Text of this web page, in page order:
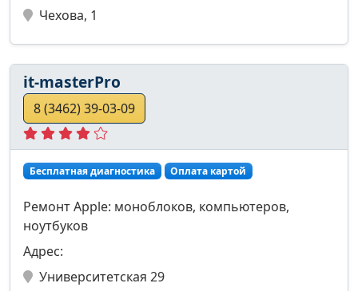
Чехова, 1
it-masterPro
8 (3462) 39-03-09
Бесплатная диагностика Оплата картой
Ремонт Apple: моноблоков, компьютеров,
ноутбуков
Адрес:
Университетская 29